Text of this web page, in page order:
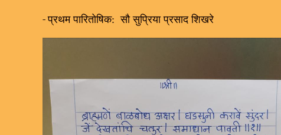
-प्रथम पारितोषिक: सौ सुप्रिया प्रसाद शिखरे